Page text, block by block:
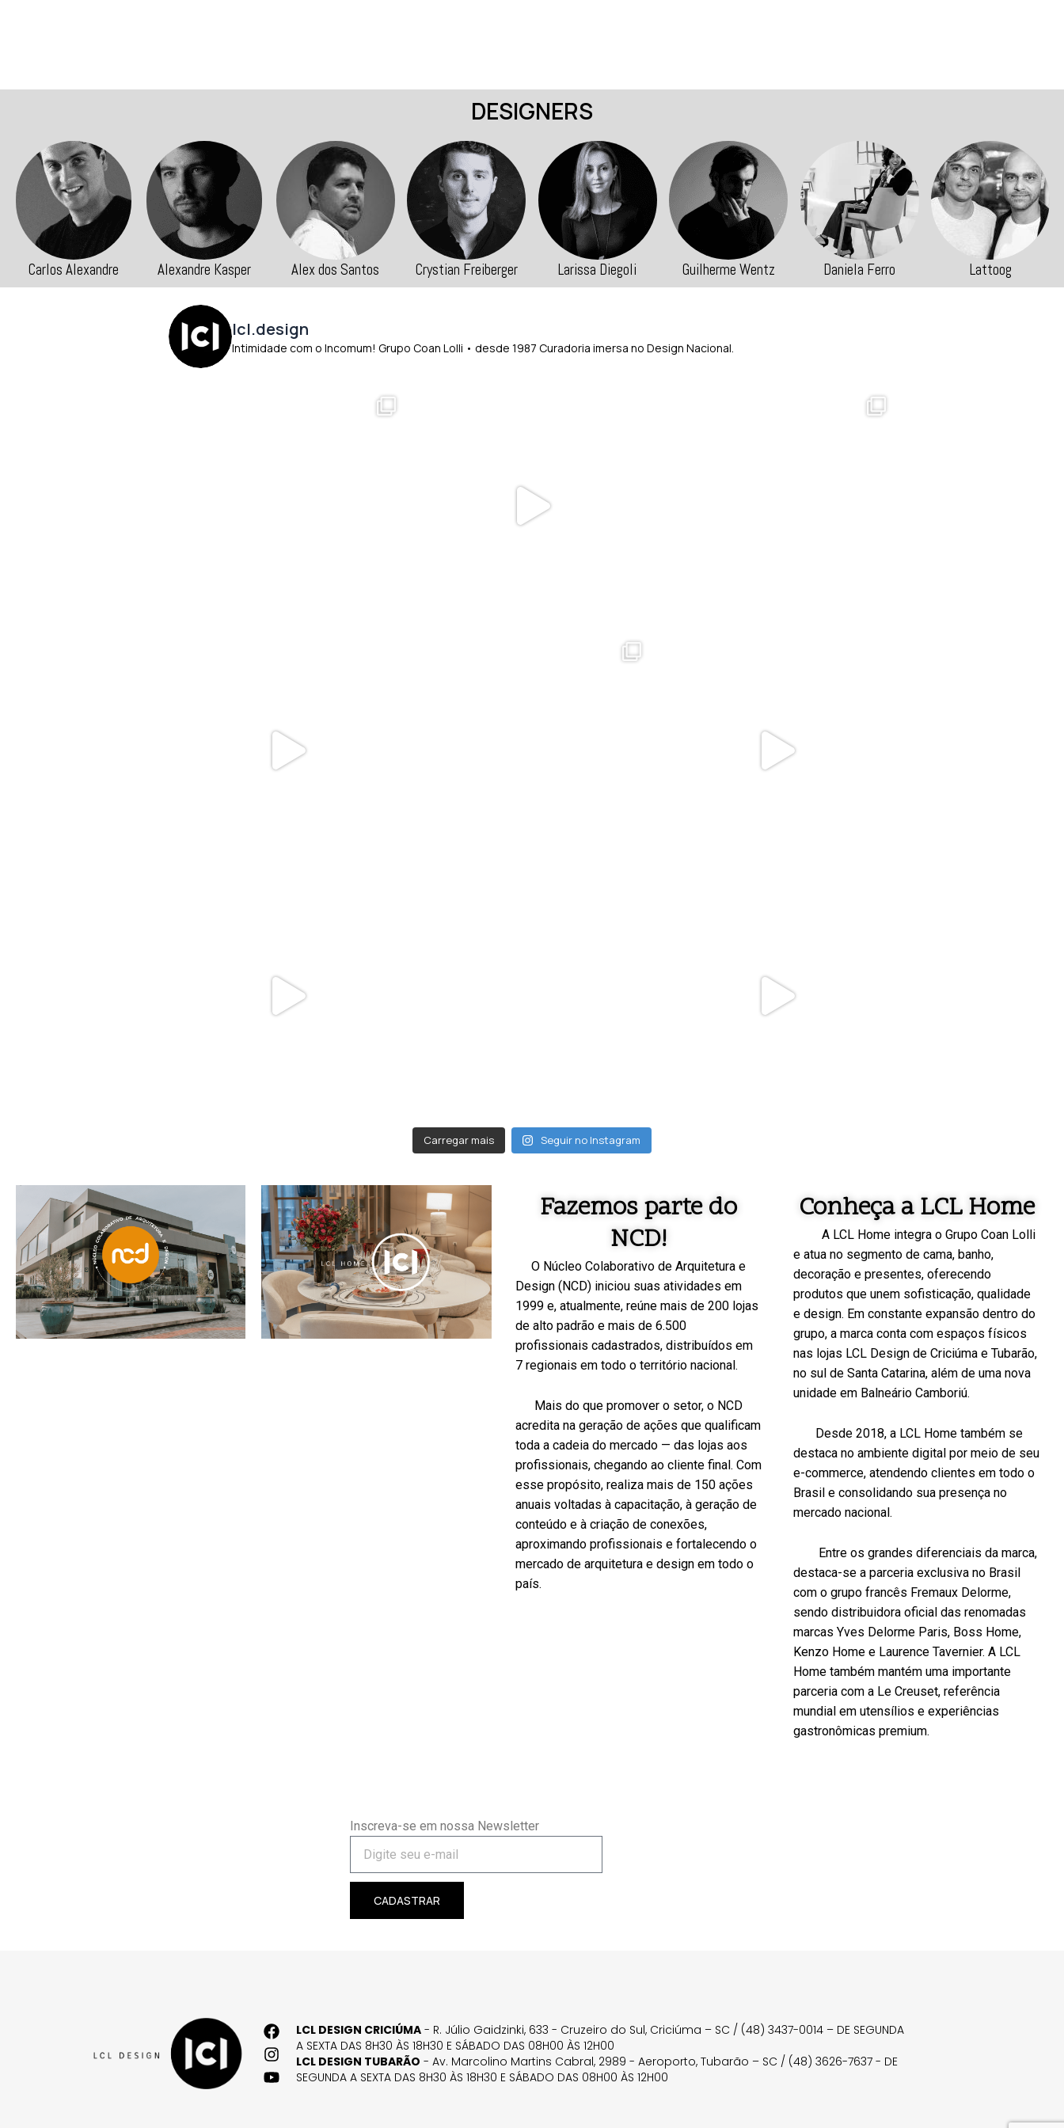
DESIGNERS
Alexandre Kasper Alex dos Santos Crystian Freiberger Larissa Diegoli Guilherme Wentz Daniela Ferro Lattoog Carlos Alexandre
lcl.design
Intimidade com o Incomum! Grupo Coan Lolli • desde 1987 Curadoria imersa no Design Nacional.
Carregar mais Seguir no Instagram
Fazemos parte do
NCD!
O Núcleo Colaborativo de Arquitetura e
Design (NCD) iniciou suas atividades em
1999 e, atualmente, reúne mais de 200 lojas
de alto padrão e mais de 6.500
profissionais cadastrados, distribuídos em
7 regionais em todo o território nacional.
Mais do que promover o setor, o NCD
acredita na geração de ações que qualificam
toda a cadeia do mercado — das lojas aos
profissionais, chegando ao cliente final. Com
esse propósito, realiza mais de 150 ações
anuais voltadas à capacitação, à geração de
conteúdo e à criação de conexões,
aproximando profissionais e fortalecendo o
mercado de arquitetura e design em todo o
país.
Conheça a LCL Home
A LCL Home integra o Grupo Coan Lolli
e atua no segmento de cama, banho,
decoração e presentes, oferecendo
produtos que unem sofisticação, qualidade
e design. Em constante expansão dentro do
grupo, a marca conta com espaços físicos
nas lojas LCL Design de Criciúma e Tubarão,
no sul de Santa Catarina, além de uma nova
unidade em Balneário Camboriú.
Desde 2018, a LCL Home também se
destaca no ambiente digital por meio de seu
e-commerce, atendendo clientes em todo o
Brasil e consolidando sua presença no
mercado nacional.
Entre os grandes diferenciais da marca,
destaca-se a parceria exclusiva no Brasil
com o grupo francês Fremaux Delorme,
sendo distribuidora oficial das renomadas
marcas Yves Delorme Paris, Boss Home,
Kenzo Home e Laurence Tavernier. A LCL
Home também mantém uma importante
parceria com a Le Creuset, referência
mundial em utensílios e experiências
gastronômicas premium.
Inscreva-se em nossa Newsletter
CADASTRAR
LCL DESIGN CRICIÚMA - R. Júlio Gaidzinki, 633 - Cruzeiro do Sul, Criciúma – SC / (48) 3437-0014 – DE SEGUNDA
A SEXTA DAS 8H30 ÀS 18H30 E SÁBADO DAS 08H00 ÀS 12H00
LCL DESIGN TUBARÃO - Av. Marcolino Martins Cabral, 2989 - Aeroporto, Tubarão – SC / (48) 3626-7637 - DE
SEGUNDA A SEXTA DAS 8H30 ÀS 18H30 E SÁBADO DAS 08H00 ÀS 12H00